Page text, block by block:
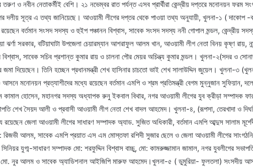
ও নবীন নেতাকর্মীই বেশি। ২১ নভেম্বর রাত পর্যন্ত এসব প্রার্থীরা কেন্দ্রীয় দপ্তরে মনোনয়ন ফরম
দলীয় সূত্র এ তথ্য জানিয়েছে। আওয়ামী লীগের দপ্তর থেকে পাওয়া তথ্য অনুযায়ী, খুলনা-১ ( দাকোপ -
বর্তমান সংসদ সদস্য ও হুইপ পঞ্চানন বিশ্বাস, সাবেক সংসদ সদস্য ননী গোপাল মন্ডল, কেন্দ্রীয়
সরকার, বটিয়াঘাটা উপজেলা চেয়ারম্যান আশরাফুল আলম খান, আওয়ামী লীগ নেতা বিনয় কৃষ্ণ রায়,
সাবেক সচিব প্রশান্ত কুমার রায় ও চালনা পৌর মেয়র অচিন্ত্য কুমার মন্ডল। খুলনা-২(সদর ও
দিয়েছেন। তিনি হচ্ছেন প্রধানমন্ত্রী শেখ হাসিনার চাচতো ভাই শেখ সালাউদ্দিন জুয়েল। খুলনা-৩
মনোনয়ন প্রত্যাশীদের মধ্যে রয়েছেন বর্তমান এমপি ও শ্রম প্রতিমন্ত্রী বেগম মুন্নুজান সুফিয়ান,
হোসেন, মহানগর সদস্য অধ্যাপক রুনু ইকবাল বিথার, নগর আওয়ামী লীগের যুব ক্রীড়া সম্পাদক
শেখ সৈয়দ আলী ও প্রবাসী আওয়ামী লীগ নেতা শেখ বাদল আহমেদ। খুলনা-৪, (রূপসা, তেরখাদা ও
রয়েছেন জেলা আওয়ামী লীগের সাধারণ সম্পাদক অ্যাড. সুজিত অধিকারী, বর্তমান এমপি আব্দুস সালাম
রিজভী আলম, সাবেক এমপি প্রয়াত এস এম মোস্তফা রশিদী সুজার ছেলে ও জেলা আওয়ামী লীগের
সিনিয়র যুগ্ম-সাধারণ সম্পাদক মো: শরফুদ্দিন বিশ্বাস বাচ্চু, মো: কামরুজ্জামান জামাল, নগর যুবলীগের
মো. নুর আলম ও সাবেক অ্যাডিশনাল আইজিপি মারুফ আহমেদ।খুলনা-৫ ( ডুমুরিয়া- ফুলতলা) সংসদীয়